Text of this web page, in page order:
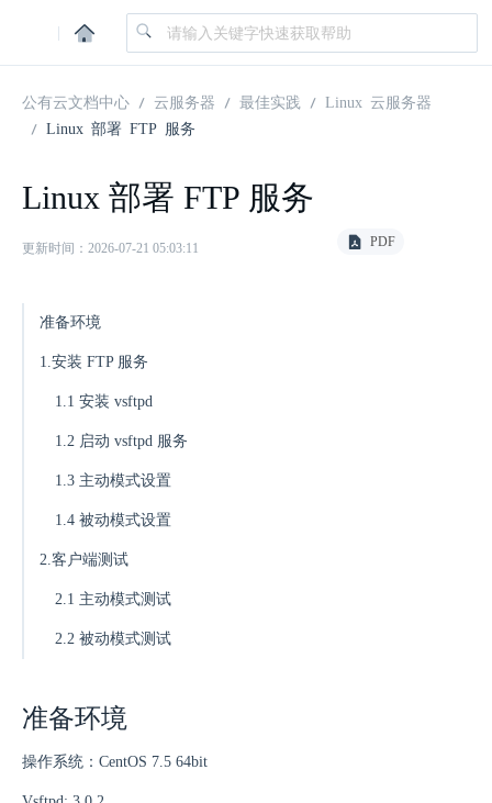
|
公有云文档中心 云服务器 最佳实践
Linux 云服务器
Linux 部署 FTP 服务
Linux 部署 FTP 服务
更新时间：2026-07-21 05:03:11 PDF
准备环境
1.安装 FTP 服务
1.1 安装 vsftpd
1.2 启动 vsftpd 服务
1.3 主动模式设置
1.4 被动模式设置
2.客户端测试
2.1 主动模式测试
2.2 被动模式测试
准备环境
操作系统：CentOS 7.5 64bit